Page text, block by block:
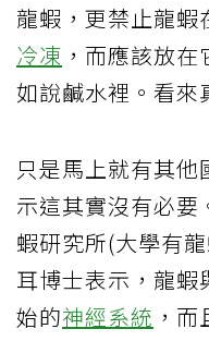
龍蝦，更禁止龍蝦
冷凍 ，而應該放
如說鹹水裡。看來
只是馬上就有其
示這其實沒有必要
蝦研究所(大學有
耳博士表示，龍蝦
始的神經系統 ，